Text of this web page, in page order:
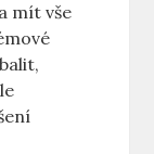
mít vše